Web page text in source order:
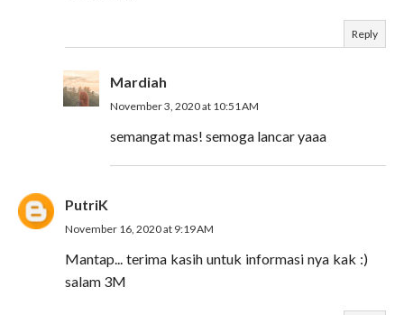
Reply
Mardiah
November 3, 2020 at 10:51 AM
semangat mas! semoga lancar yaaa
PutriK
November 16, 2020 at 9:19 AM
Mantap... terima kasih untuk informasi nya kak :)
salam 3M